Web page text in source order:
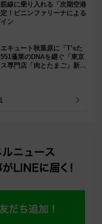
線に乗り入れる「次期空港
！ピニンファリーナによる
ン
キュート秋葉原に「T’sた
蓬莱のDNAを継ぐ「東京
専門店「肉とたまご」新グ
年8月】